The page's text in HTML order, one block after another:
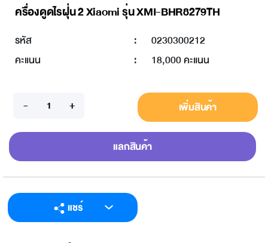
ครื่องดูดไรฝุ่น 2 Xiaomi รุ่น XMI-BHR8279TH
รหัส :
0230300212
คะแนน
: 18,000 คะแนน
เพิ่มสินค้า
แลกสินค้า
แชร์